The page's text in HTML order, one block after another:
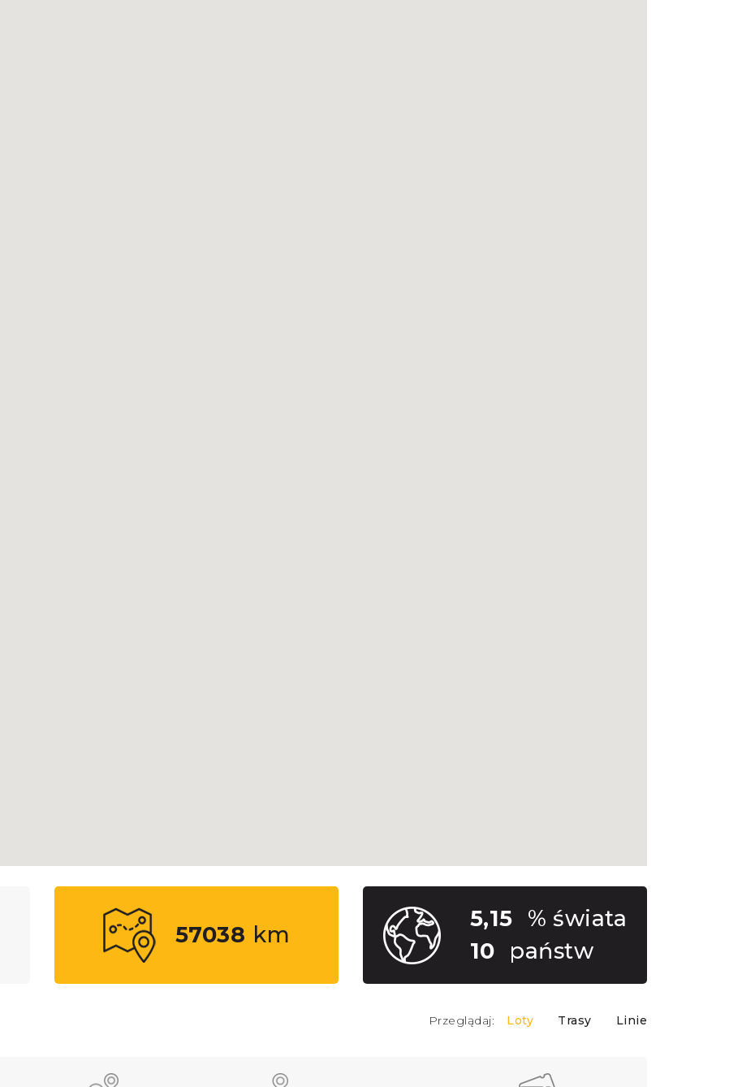
57038 km
5,15
% świata
10
państw
Przeglądaj: Loty Trasy Linie